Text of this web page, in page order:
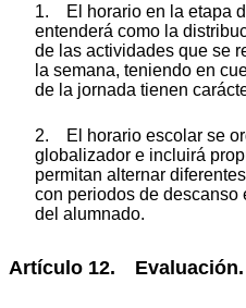
1. El horario en la etapa
entenderá como la
de las actividades que se
la semana, teniendo en
de la jornada tienen
2. El horario escolar se
globalizador e incluirá
permitan alternar
con periodos de
del alumnado.
Artículo 12. Evaluación.